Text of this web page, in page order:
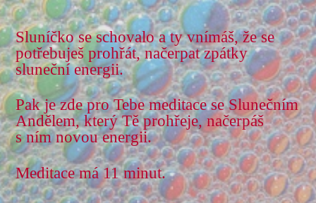
Sluníčko se schovalo a ty vnímáš, že se
potřebuješ prohřát, načerpat zpátky
sluneční energii.
Pak je zde pro Tebe meditace se Slunečním
Andělem, který Tě prohřeje, načerpáš
s ním novou energii.
Meditace má 11 minut.